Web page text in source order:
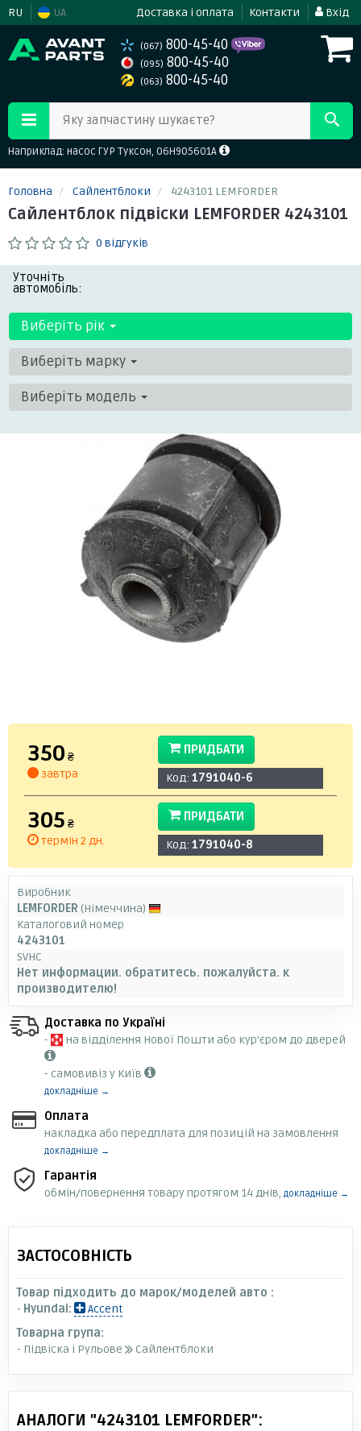
RU UA Доставка і оплата Контакти Вхід
(067) 800-45-40
(095) 800-45-40
(063) 800-45-40
Яку запчастину шукаєте?
Наприклад: насос ГУР Туксон, 06H905601A
Головна Сайлентблоки 4243101 LEMFORDER
Сайлентблок підвіски LEMFORDER 4243101
0 відгуків
Уточніть
автомобіль:
Виберіть рік
Виберіть марку
Виберіть модель
350 ₴
завтра
ПРИДБАТИ
Код: 1791040-6
305 ₴
термін 2 дн.
ПРИДБАТИ
Код: 1791040-8
Виробник
LEMFORDER (Німеччина)
Каталоговий номер
4243101
SVHC
Нет информации. обратитесь. пожалуйста. к
производителю!
Доставка по Україні
-
на відділення Нової Пошти або кур'єром до дверей
- самовивіз у Київ
докладніше →
Оплата
накладка або передплата для позицій на замовлення
докладніше →
Гарантія
обмін/повернення товару протягом 14 днів, докладніше →
ЗАСТОСОВНІСТЬ
Товар підходить до марок/моделей авто :
- Hyundai:
Accent
Товарна група:
- Підвіска і Рульове
Сайлентблоки
АНАЛОГИ "4243101 LEMFORDER":